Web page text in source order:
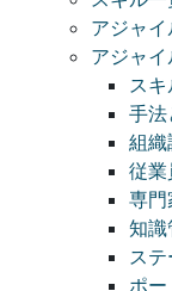
アジャ
アジャ
ス
手法
組織
従業
専門
知識
ス
ポ